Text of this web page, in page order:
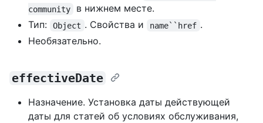
community
в нижнем месте.
Тип:
Object . Свойства и name``href .
Необязательно.
effectiveDate
Назначение. Установка даты действующей
даты для статей об условиях обслуживания,